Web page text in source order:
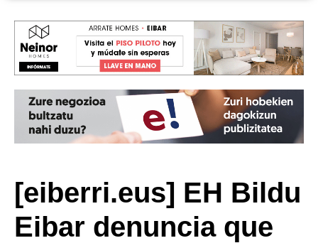
[eiberri.eus] EH Bildu
Eibar denuncia que